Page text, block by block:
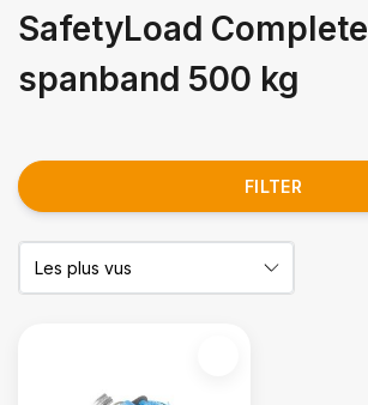
SafetyLoad Complete
spanband 500 kg
FILTER